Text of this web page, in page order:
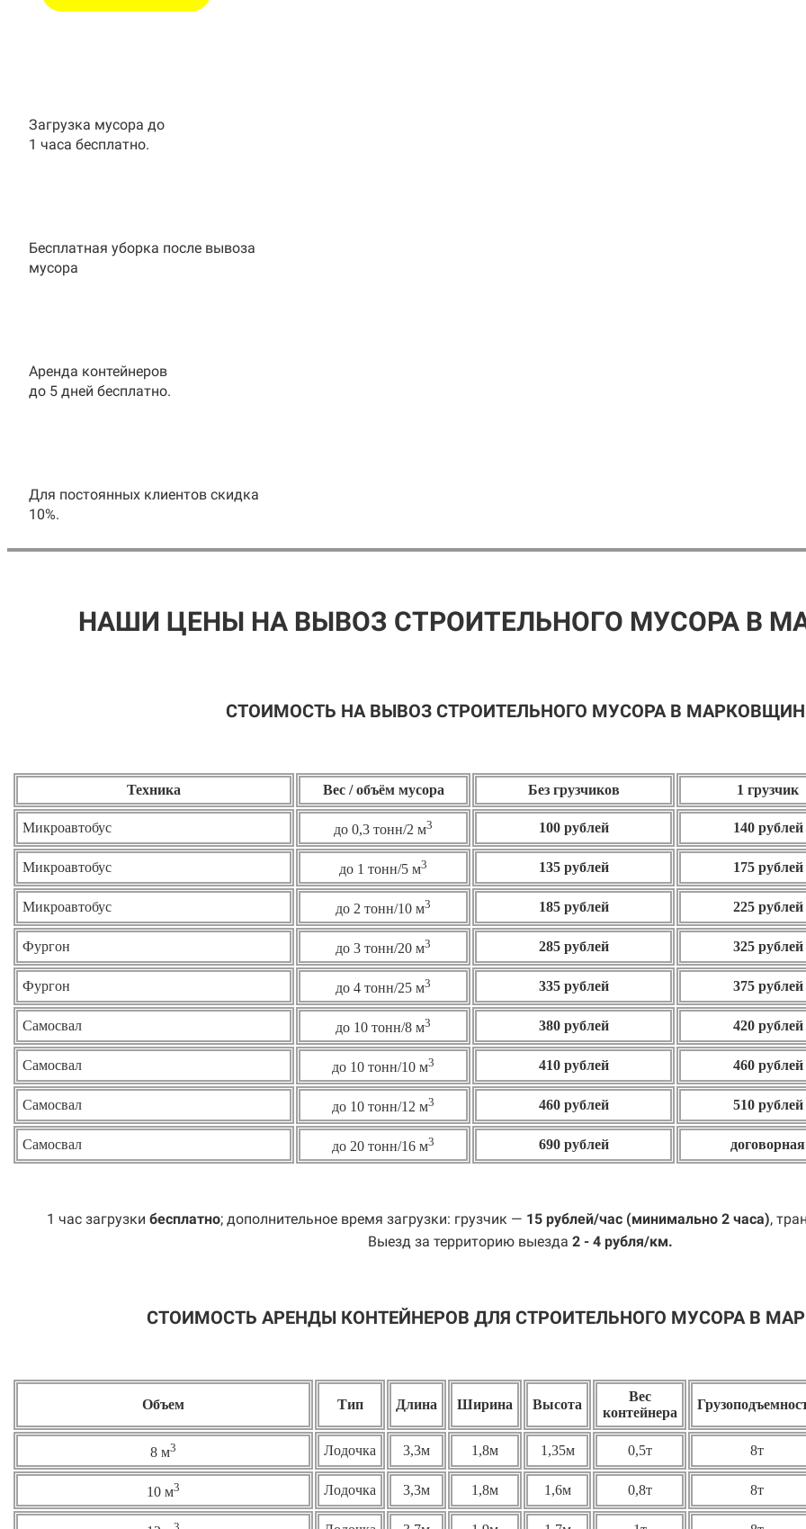
Загрузка мусора до
1 часа бесплатно.
Бесплатная уборка после вывоза
мусора
Аренда контейнеров
до 5 дней бесплатно.
Для постоянных клиентов скидка
10%.
НАШИ ЦЕНЫ НА ВЫВОЗ СТРОИТЕЛЬНОГО МУСОРА В
СТОИМОСТЬ НА ВЫВОЗ СТРОИТЕЛЬНОГО МУСОРА В
Техника Вес / объём мусора Без грузчиков 1 грузчик
Микроавтобус до 0,3 тонн/2 м3 100 рублей 140 рублей
Микроавтобус до 1 тонн/5 м3 135 рублей 175 рублей
Микроавтобус до 2 тонн/10 м3 185 рублей 225 рублей
Фургон до 3 тонн/20 м3 285 рублей 325 рублей
Фургон до 4 тонн/25 м3 335 рублей 375 рублей
Самосвал до 10 тонн/8 м3 380 рублей 420 рублей
Самосвал до 10 тонн/10 м3 410 рублей 460рублей
Самосвал до 10 тонн/12 м3 460 рублей 510 рублей
Самосвал до 20 тонн/16 м3 690 рублей договорная
1 час загрузки бесплатно; дополнительное время загрузки: грузчик — 15 рублей/час (минимально 2 часа),
Выезд за территорию выезда 2 - 4 рубля/км.
СТОИМОСТЬ АРЕНДЫ КОНТЕЙНЕРОВ ДЛЯ СТРОИТЕЛЬНОГО МУСОРА В
Объем Тип Длина Ширина Высота
Вес
контейнера
8 м3 Лодочка 3,3м 1,8м 1,35м 0,5т 8т
10 м3 Лодочка 3,3м 1,8м 1,6м 0,8т 8т